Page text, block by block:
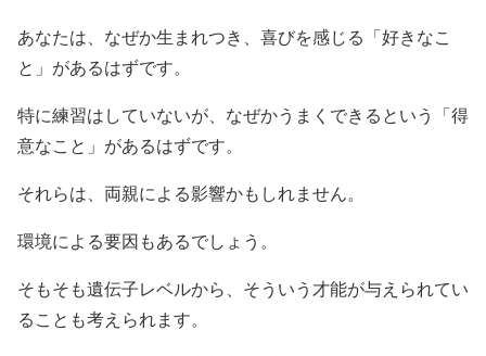
あなたは、なぜか生まれつき、喜びを感じる「好きなこ
と」があるはずです。
特に練習はしていないが、なぜかうまくできるという「得
意なこと」があるはずです。
それらは、両親による影響かもしれません。
環境による要因もあるでしょう。
そもそも遺伝子レベルから、そういう才能が与えられてい
ることも考えられます。